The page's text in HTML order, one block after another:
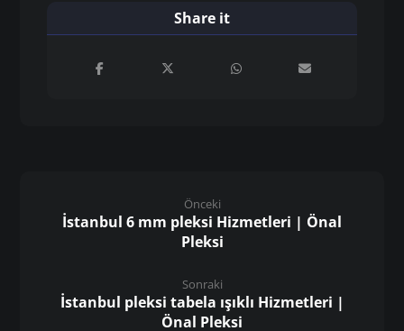
Önceki
İstanbul 6 mm pleksi Hizmetleri | Önal
Pleksi
Sonraki
İstanbul pleksi tabela ışıklı Hizmetleri |
Önal Pleksi